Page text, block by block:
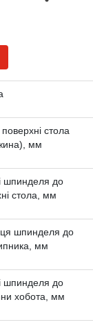
стола
мм
шпинделя до
стола, мм
шпинделя до
мм
шпинделя до
хобота, мм